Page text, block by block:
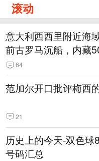
滚动
意大利西西里附近海
前古罗马沉船，内藏
陶罐
64
范加尔开口批评梅西
21
历史上的今天-双色球
号码汇总